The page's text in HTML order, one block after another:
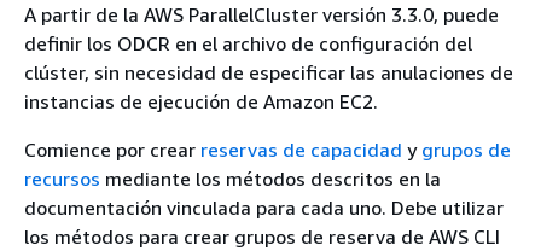
A partir de la AWS ParallelCluster versión 3.3.0, puede
definir los ODCR en el archivo de configuración del
clúster, sin necesidad de especificar las anulaciones de
instancias de ejecución de Amazon EC2.
Comience por crear reservas de capacidad y grupos de
recursos mediante los métodos descritos en la
documentación vinculada para cada uno. Debe utilizar
los métodos para crear grupos de reserva de AWS CLI